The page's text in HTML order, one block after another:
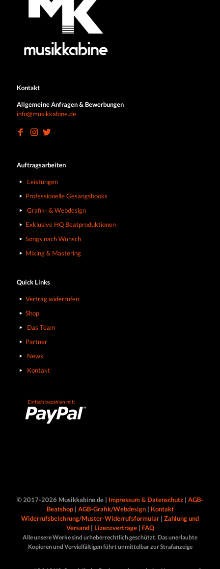
Kontakt
Allgemeine Anfragen & Bewerbungen
info@musikkabine.de
Auftragsarbeiten
Leistungen
Professionelle Gesangshooks
Grafik- & Webdesign
Exklusive HQ Beatproduktionen
Songs nach Wunsch
Mixing & Mastering
Quick Links
Vertrag widerrufen
Shop
Das Team
Partner
News
Kontakt
Einfach bezahlen mit:
© 2017-2026 Musikkabine.de | Impressum & Datenschutz | AGB-
Beatshop| AGB-Grafik/Webdesign| Kontakt
Widerrufsbelehrung/Muster-Widerrufsformular | Zahlung und
Versand| Lizenzverträge| FAQ
Alle unsere Werke sind urheberrechtlich geschützt. Das unerlaubte
Kopieren und Vervielfältigen führt unmittelbar zur Strafanzeige